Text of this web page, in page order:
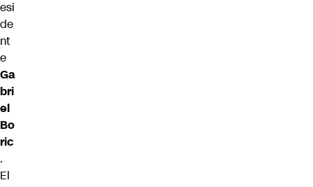
esi
de
nt
e
Ga
bri
el
Bo
ric
.
El